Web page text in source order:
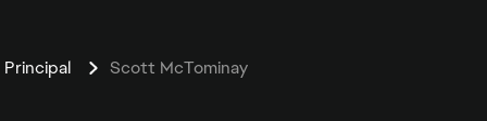
Principal Scott McTominay